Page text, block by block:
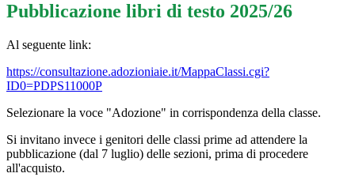
Pubblicazione libri di testo 2025/26
Al seguente link:
https://consultazione.adozioniaie.it/MappaClassi.cgi?
ID0=PDPS11000P
Selezionare la voce "Adozione" in corrispondenza della classe.
Si invitano invece i genitori delle classi prime ad attendere la
pubblicazione (dal 7 luglio) delle sezioni, prima di procedere
all'acquisto.